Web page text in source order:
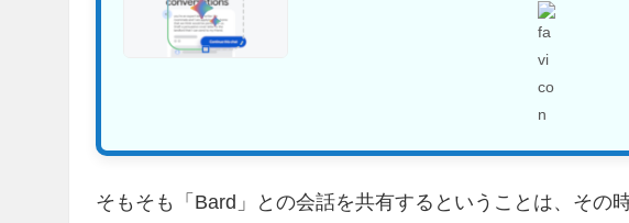
そもそも「Bard」との会話を共有するということは、その